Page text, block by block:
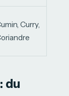
Curry,
du